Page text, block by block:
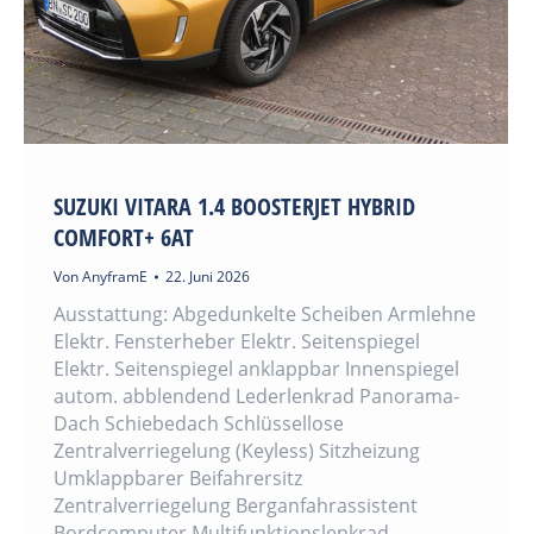
SUZUKI VITARA 1.4 BOOSTERJET HYBRID
COMFORT+ 6AT
VonAnyframE 22. Juni 2026
Ausstattung: Abgedunkelte Scheiben Armlehne
Elektr. Fensterheber Elektr. Seitenspiegel
Elektr. Seitenspiegel anklappbar Innenspiegel
autom. abblendend Lederlenkrad Panorama-
Dach Schiebedach Schlüssellose
Zentralverriegelung (Keyless) Sitzheizung
Umklappbarer Beifahrersitz
Zentralverriegelung Berganfahrassistent